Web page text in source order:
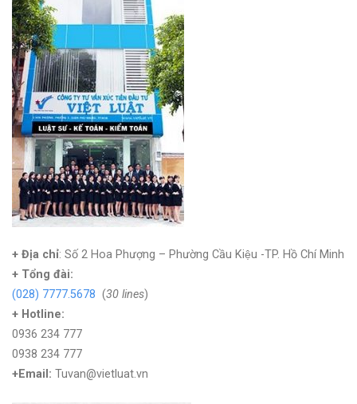
+ Địa chỉ: Số 2 Hoa Phượng – Phường Cầu Kiệu -TP. Hồ Chí Minh
+ Tổng đài:
(028) 7777.5678 (30 lines)
+ Hotline:
0936 234 777
0938 234 777
+Email: Tuvan@vietluat.vn